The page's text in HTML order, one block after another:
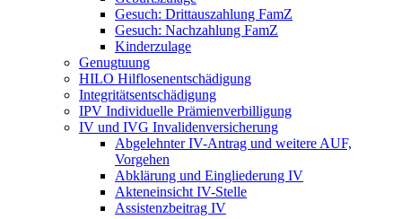
Gesuch: Drittauszahlung FamZ
Gesuch: Nachzahlung FamZ
Kinderzulage
Genugtuung
HILO Hilflosenentschädigung
Integritätsentschädigung
IPV Individuelle Prämienverbilligung
IV und IVG Invalidenversicherung
Abgelehnter IV-Antrag und weitere AUF,
Vorgehen
Abklärung und Eingliederung IV
Akteneinsicht IV-Stelle
Assistenzbeitrag IV